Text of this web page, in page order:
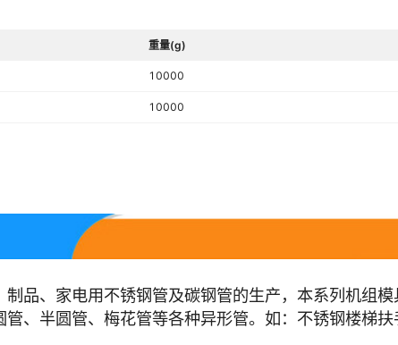
重量(g)
10000
10000